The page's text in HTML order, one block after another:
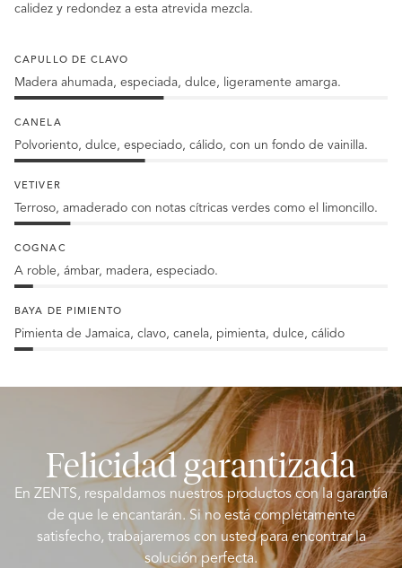
calidez y redondez a esta atrevida mezcla.
CAPULLO DE CLAVO
Madera ahumada, especiada, dulce, ligeramente amarga.
%
Clavo
en
rama
CANELA
Polvoriento, dulce, especiado, cálido, con un fondo de vainilla.
%
Canela
VETIVER
Terroso, amaderado con notas cítricas verdes como el limoncillo.
%
vetiver
COGNAC
A roble, ámbar, madera, especiado.
%
coñac
BAYA DE PIMIENTO
Pimienta de Jamaica, clavo, canela, pimienta, dulce, cálido
Felicidad garantizada
En ZENTS, respaldamos nuestros productos con la garantía
de que le encantarán. Si no está completamente
satisfecho, trabajaremos con usted para encontrar la
solución perfecta.